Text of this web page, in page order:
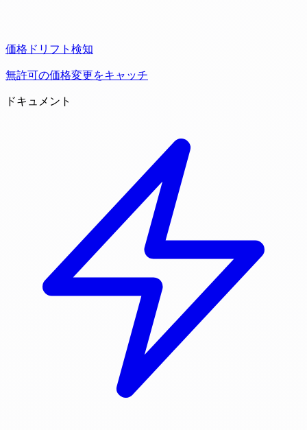
価格ドリフト検知
無許可の価格変更をキャッチ
ドキュメント